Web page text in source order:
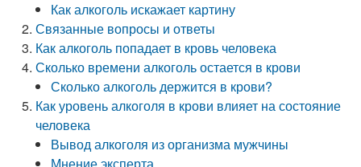
Как алкоголь искажает картину
Связанные вопросы и ответы
Как алкоголь попадает в кровь человека
Сколько времени алкоголь остается в крови
Сколько алкоголь держится в крови?
Как уровень алкоголя в крови влияет на состояние
человека
Вывод алкоголя из организма мужчины